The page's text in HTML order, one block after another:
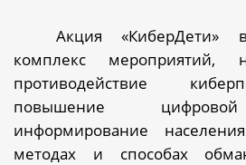
Акция «КиберДети»
комплекс мероприятий,
противодействие
повышение цифровой
информирование
методах и способах